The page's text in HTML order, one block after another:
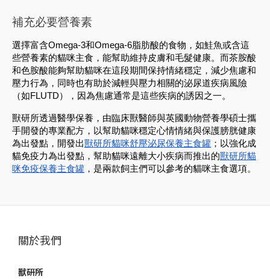
補充必要營養素
選擇富含Omega-3和Omega-6脂肪酸的食物，如鮭魚或含這
些營養素的貓咪主食，能幫助維持皮膚和毛髮健康。而茶胺酸
和色胺酸能夠幫助貓咪在這段期間保持情緒穩定，減少焦慮和
壓力行為，同時也有助於減輕與壓力相關的泌尿道疾病風險
（如FLUTD），因為焦慮通常是這些疾病的誘因之一。
獸研所透過醫學保養，由臨床獸醫師與英國動物營養學碩士攜
手開發的專業配方，以幫助貓咪穩定心情情緒與保護膀胱健康
為出發點，開發出獸研所貓咪舒壓泌尿保養主食罐 ；以強化成
貓免疫力為出發點，幫助貓咪遠離大小疾病而推出的獸研所貓
咪免疫保養主食罐 ，是兩款飼主們可以參考的貓咪主食選項。
關於我們
獸研所